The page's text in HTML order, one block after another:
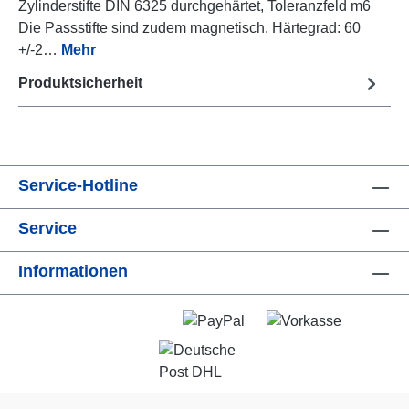
Zylinderstifte DIN 6325 durchgehärtet, Toleranzfeld m6
Die Passstifte sind zudem magnetisch. Härtegrad: 60
+/-2… Mehr
Produktsicherheit
Service-Hotline
Service
Informationen